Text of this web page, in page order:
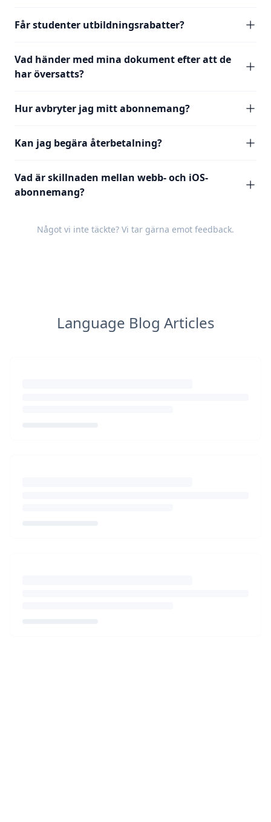
Får studenter utbildningsrabatter?
Vad händer med mina dokument efter att de
har översatts?
Hur avbryter jag mitt abonnemang?
Kan jag begära återbetalning?
Vad är skillnaden mellan webb- och iOS-
abonnemang?
Något vi inte täckte? Vi tar gärna emot feedback.
Language Blog Articles